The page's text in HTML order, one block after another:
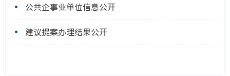
公共企事业单位信息公开
建议提案办理结果公开